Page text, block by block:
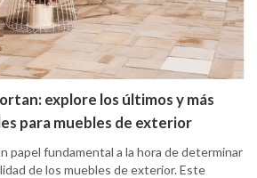
explore los últimos y más
para muebles de exterior
papel fundamental a la hora de determinar
de los muebles de exterior. Este